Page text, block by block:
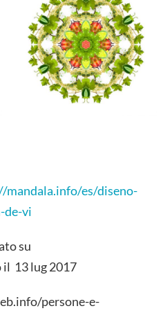
mandala.info/es/diseno-
de-vi
su
13 lug 2017
persone-e-